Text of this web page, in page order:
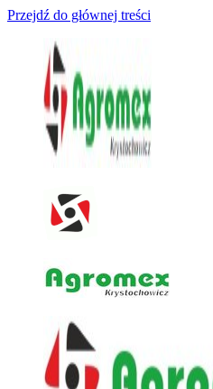
Przejdź do głównej treści